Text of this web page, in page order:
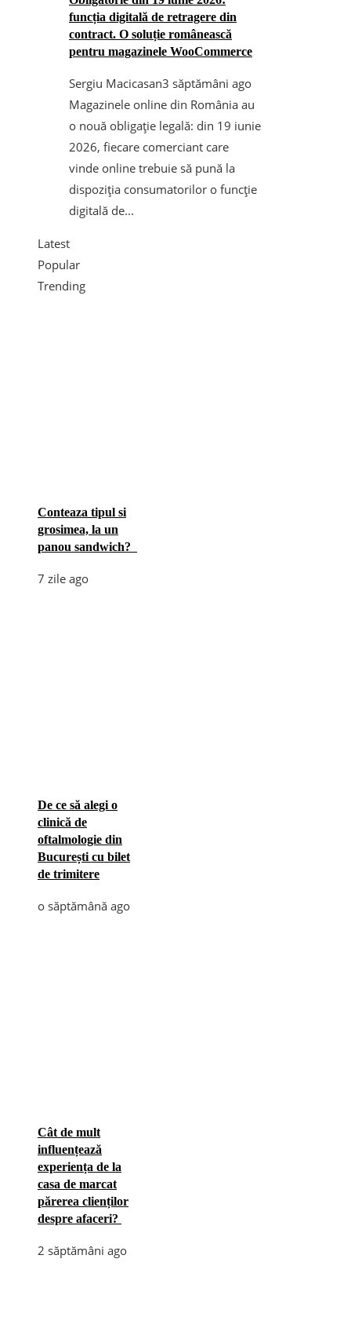
funcția digitală de retragere din
contract. O soluție românească
pentru magazinele WooCommerce
Sergiu Macicasan3 săptămâni ago
Magazinele online din România au
o nouă obligație legală: din 19 iunie
2026, fiecare comerciant care
vinde online trebuie să pună la
dispoziția consumatorilor o funcție
digitală de...
Latest
Popular
Trending
Conteaza tipul si
grosimea, la un
panou sandwich?
7 zile ago
De ce să alegi o
clinică de
oftalmologie din
București cu bilet
de trimitere
o săptămână ago
Cât de mult
influențează
experiența de la
casa de marcat
părerea clienților
despre afaceri?
2 săptămâni ago